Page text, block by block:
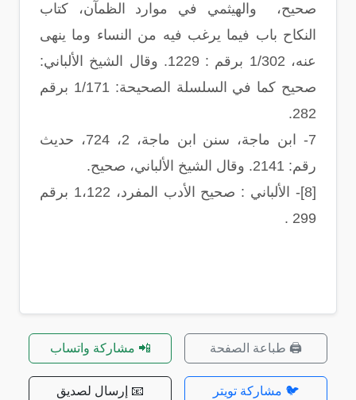
صحيح،
والهيثمي في موارد الظمآن، كتاب
النكاح باب فيما يرغب فيه من النساء وما ينهى
عنه، 1/302 برقم : 1229. وقال الشيخ الألباني:
صحيح كما في السلسلة الصحيحة: 1/171 برقم
282
.
7-
ابن ماجة، سنن ابن ماجة، 2، 724، حديث
رقم: 2141. وقال الشيخ الألباني، صحيح
.
[8]-
الألباني : صحيح الأدب المفرد، 1،122 برقم
299
.
🖨️ طباعة الصفحة 📲 مشاركة واتساب
🐦 مشاركة تويتر 📧 إرسال لصديق